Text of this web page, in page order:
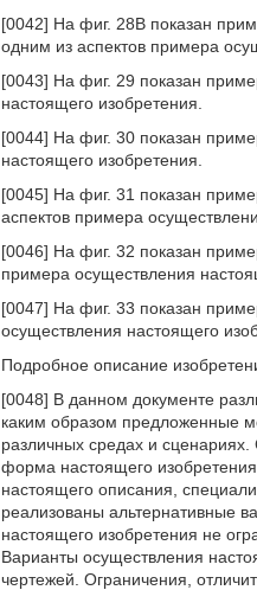
[0042] На фиг. 28В показан
одним из аспектов примера
[0043] На фиг. 29 показан
настоящего изобретения.
[0044] На фиг. 30 показан
настоящего изобретения.
[0045] На фиг. 31 показан
аспектов примера
[0046] На фиг. 32 показан
примера осуществления
[0047] На фиг. 33 показан
осуществления настоящего
Подробное описание
[0048] В данном документе
каким образом предложенные
различных средах и
форма настоящего
настоящего описания,
реализованы альтернативные
настоящего изобретения не
Варианты осуществления
чертежей. Ограничения,